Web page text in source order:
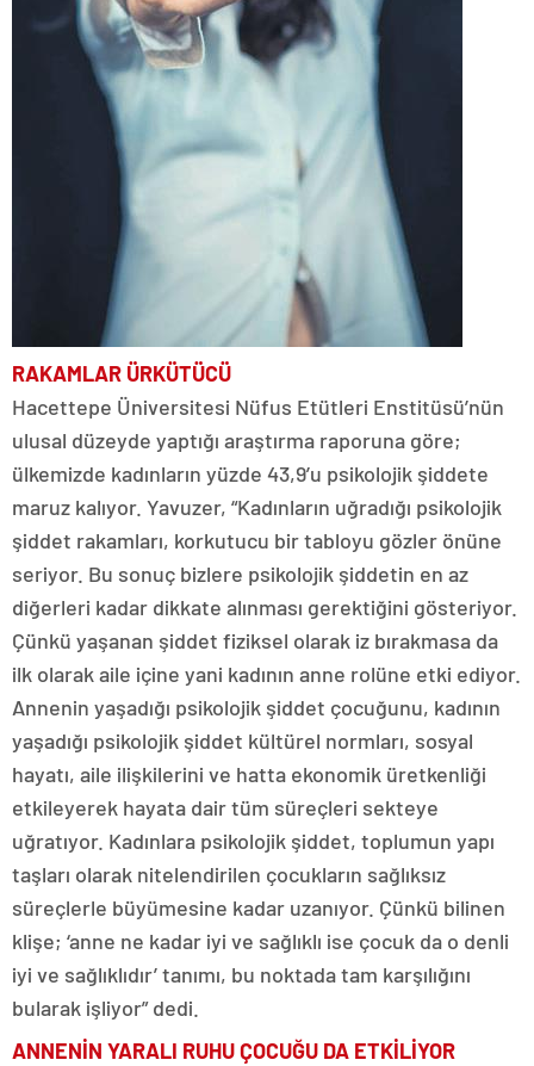
RAKAMLAR ÜRKÜTÜCÜ
Hacettepe Üniversitesi Nüfus Etütleri Enstitüsü’nün
ulusal düzeyde yaptığı araştırma raporuna göre;
ülkemizde kadınların yüzde 43,9’u psikolojik şiddete
maruz kalıyor. Yavuzer, “Kadınların uğradığı psikolojik
şiddet rakamları, korkutucu bir tabloyu gözler önüne
seriyor. Bu sonuç bizlere psikolojik şiddetin en az
diğerleri kadar dikkate alınması gerektiğini gösteriyor.
Çünkü yaşanan şiddet fiziksel olarak iz bırakmasa da
ilk olarak aile içine yani kadının anne rolüne etki ediyor.
Annenin yaşadığı psikolojik şiddet çocuğunu, kadının
yaşadığı psikolojik şiddet kültürel normları, sosyal
hayatı, aile ilişkilerini ve hatta ekonomik üretkenliği
etkileyerek hayata dair tüm süreçleri sekteye
uğratıyor. Kadınlara psikolojik şiddet, toplumun yapı
taşları olarak nitelendirilen çocukların sağlıksız
süreçlerle büyümesine kadar uzanıyor. Çünkü bilinen
klişe; ‘anne ne kadar iyi ve sağlıklı ise çocuk da o denli
iyi ve sağlıklıdır’ tanımı, bu noktada tam karşılığını
bularak işliyor” dedi.
ANNENİN YARALI RUHUÇOCUĞU DA ETKİLİYOR